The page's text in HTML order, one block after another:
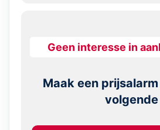
Geen interesse in
Maak een
volgende